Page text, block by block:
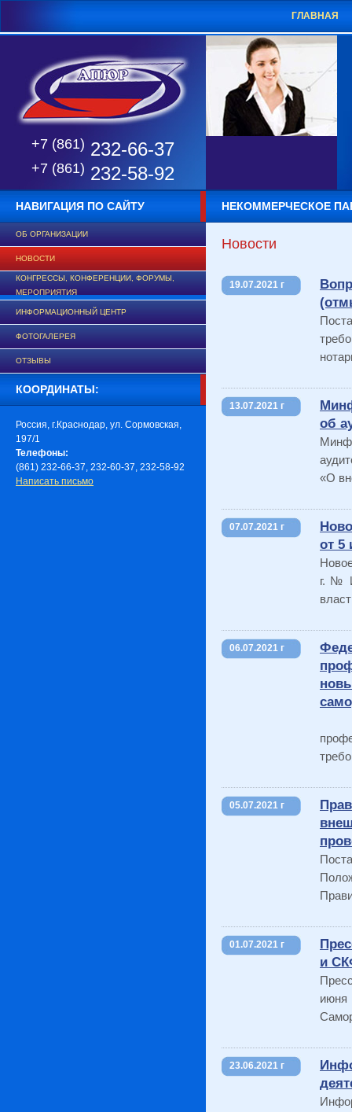
ГЛАВНАЯ
+7 (861) 232-66-37
+7 (861) 232-58-92
НАВИГАЦИЯ ПО САЙТУ
ОБ ОРГАНИЗАЦИИ
НОВОСТИ
КОНГРЕССЫ, КОНФЕРЕНЦИИ, ФОРУМЫ,
МЕРОПРИЯТИЯ
ИНФОРМАЦИОННЫЙ ЦЕНТР
ФОТОГАЛЕРЕЯ
ОТЗЫВЫ
КООРДИНАТЫ:
Россия, г.Краснодар, ул. Сормовская,
197/1
Телефоны:
(861) 232-66-37, 232-60-37, 232-58-92
Написать письмо
НЕКОММЕРЧЕСКОЕ
Новости
19.07.2021 г
13.07.2021 г
об
«О
07.07.2021 г
от 5
г. №
06.07.2021 г
05.07.2021 г
01.07.2021 г
и
23.06.2021 г